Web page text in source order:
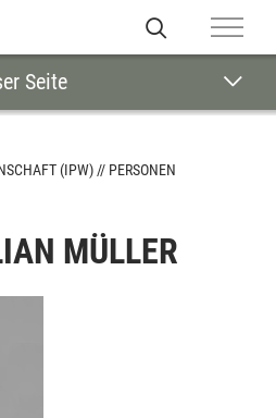
Seite
(IPW)
PERSONEN
MÜLLER